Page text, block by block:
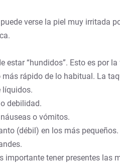
verse la piel muy irritada
estar “hundidos”. Esto es por
rápido de lo habitual. La
líquidos.
debilidad.
o vómitos.
(débil) en los más pequeños.
importante tener presentes